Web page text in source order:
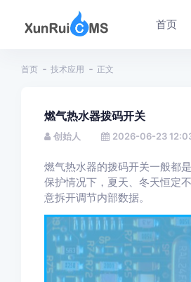
首页
首页 技术应用 正文
燃气热水器拨码开关
创始人 2026-06-23
燃气热水器的拨码开关一般都
保护情况下，夏天、冬天恒定
意拆开调节内部数据。